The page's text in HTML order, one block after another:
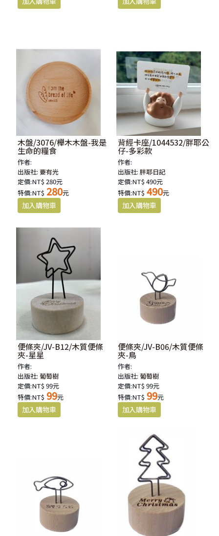
木盤/3076/櫸木木盤-我是
生命的糧食
作者:
出版社: 要有光
定價:NT$ 280元
特價:NT$ 280元
背經卡座/1044532/胖耶公
仔-多彩款
作者:
出版社:胖耶日記
定價:NT$ 490元
特價:NT$ 490元
便條夾/JV-B12/木質便條
夾-星星
作者:
出版社:葡萄樹
定價:NT$ 99元
特價:NT$ 99元
便條夾/JV-B06/木質便條
夾-鳥
作者:
出版社:葡萄樹
定價:NT$ 99元
特價:NT$ 99元